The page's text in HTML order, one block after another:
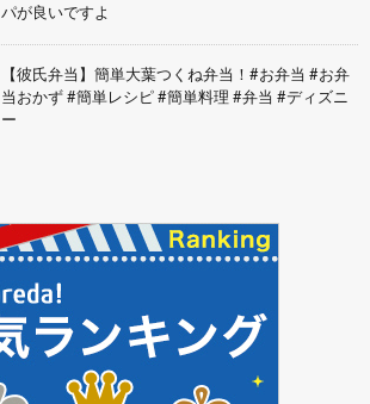
パが良いですよ
【彼氏弁当】簡単大葉つくね弁当！#お弁当 #お弁
当おかず #簡単レシピ #簡単料理 #弁当 #ディズニ
ー